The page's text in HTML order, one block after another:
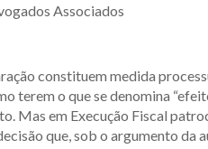
Associados
constituem medida
terem o que se denomina
Mas em Execução Fiscal
que, sob o argumento da